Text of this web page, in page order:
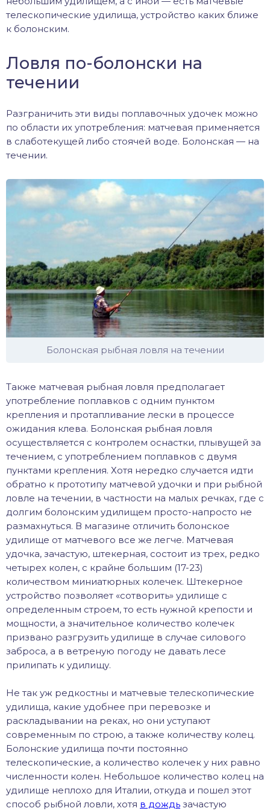
телескопические удилища, устройство каких ближе
к болонским.
Ловля по-болонски на
течении
Разграничить эти виды поплавочных удочек можно
по области их употребления: матчевая применяется
в слаботекущей либо стоячей воде. Болонская — на
течении.
Болонская рыбная ловля на течении
Также матчевая рыбная ловля предполагает
употребление поплавков с одним пунктом
крепления и протапливание лески в процессе
ожидания клева. Болонская рыбная ловля
осуществляется с контролем оснастки, плывущей за
течением, с употреблением поплавков с двумя
пунктами крепления. Хотя нередко случается идти
обратно к прототипу матчевой удочки и при рыбной
ловле на течении, в частности на малых речках, где с
долгим болонским удилищем просто-напросто не
размахнуться. В магазине отличить болонское
удилище от матчевого все же легче. Матчевая
удочка, зачастую, штекерная, состоит из трех, редко
четырех колен, с крайне большим (17-23)
количеством миниатюрных колечек. Штекерное
устройство позволяет «сотворить» удилище с
определенным строем, то есть нужной крепости и
мощности, а значительное количество колечек
призвано разгрузить удилище в случае силового
заброса, а в ветреную погоду не давать лесе
прилипать к удилищу.
Не так уж редкостны и матчевые телескопические
удилища, какие удобнее при перевозке и
раскладывании на реках, но они уступают
современным по строю, а также количеству колец.
Болонские удилища почти постоянно
телескопические, а количество колечек у них равно
численности колен. Небольшое количество колец на
удилище неплохо для Италии, откуда и пошел этот
способ рыбной ловли, хотя в дождь зачастую